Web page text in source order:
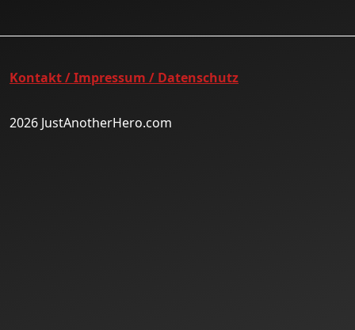
Kontakt / Impressum / Datenschutz
2026 JustAnotherHero.com